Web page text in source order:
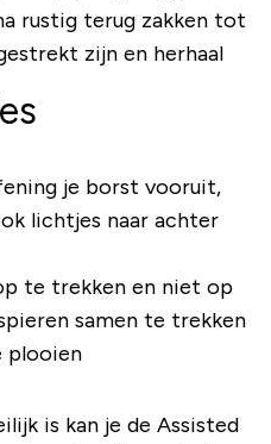
rustig terug zakken tot
zijn en herhaal
je borst vooruit,
lichtjes naar achter
te trekken en niet op
samen te trekken
plooien
is kan je de Assisted